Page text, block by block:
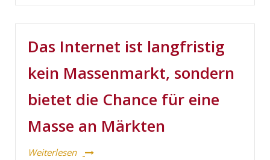
Das Internet ist langfristig
kein Massenmarkt, sondern
bietet die Chance für eine
Masse an Märkten
Weiterlesen